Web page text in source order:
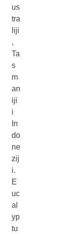
us
tra
liji
,
Ta
s
m
an
iji
i
In
do
ne
zij
i.
E
uc
al
yp
tu